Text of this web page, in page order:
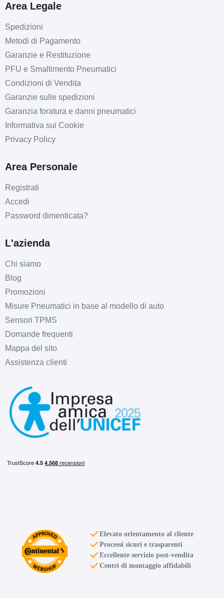
Area Legale
Spedizioni
Metodi di Pagamento
Garanzie e Restituzione
PFU e Smaltimento Pneumatici
Condizioni di Vendita
Garanzie sulle spedizioni
Garanzia foratura e danni pneumatici
Informativa sui Cookie
Privacy Policy
Area Personale
Registrati
Accedi
Password dimenticata?
L'azienda
Chi siamo
Blog
Promozioni
Misure Pneumatici in base al modello di auto
Sensori TPMS
Domande frequenti
Mappa del sito
Assistenza clienti
Elevato orientamento al cliente
Processi sicuri e trasparenti
Eccellente servizio post-vendita
Centri di montaggio affidabili